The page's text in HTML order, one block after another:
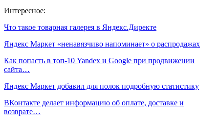
Интересное:
Что такое товарная галерея в Яндекс.Директе
Яндекс Маркет «ненавязчиво напоминает» о распродажах
Как попасть в топ-10 Yandex и Google при продвижении
сайта…
Яндекс Маркет добавил для полок подробную статистику
ВКонтакте делает информацию об оплате, доставке и
возврате…